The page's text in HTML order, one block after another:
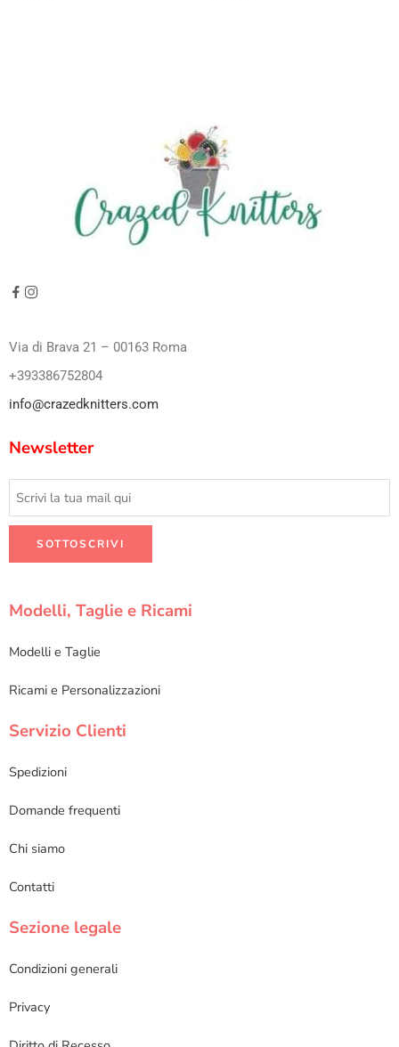
Via di Brava 21 – 00163 Roma
+393386752804
info@crazedknitters.com
Newsletter
Modelli, Taglie e Ricami
Modelli e Taglie
Ricami e Personalizzazioni
Servizio Clienti
Spedizioni
Domande frequenti
Chi siamo
Contatti
Sezione legale
Condizioni generali
Privacy